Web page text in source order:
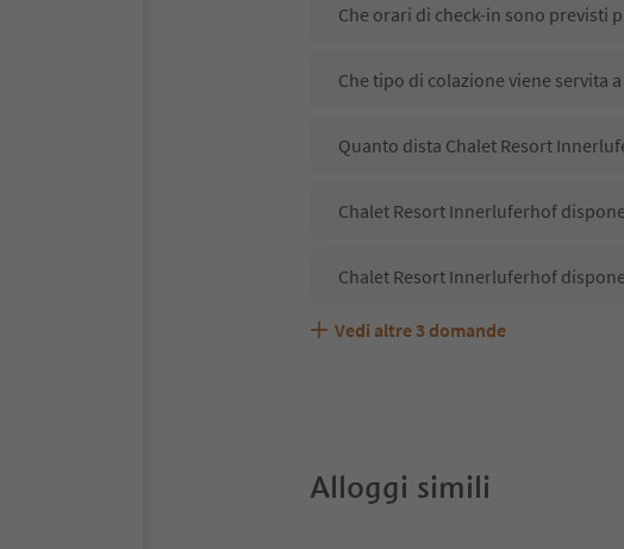
Che orari di check-in sono previsti
Che tipo di colazione viene servita
Quanto dista Chalet Resort
Chalet Resort Innerluferhof
Chalet Resort Innerluferhof
Chalet Resort Innerluferhof accetta
Quali servizi/attività sono
Gli ospiti di Chalet Resort
Vedi altre 3 domande
Alloggi simili